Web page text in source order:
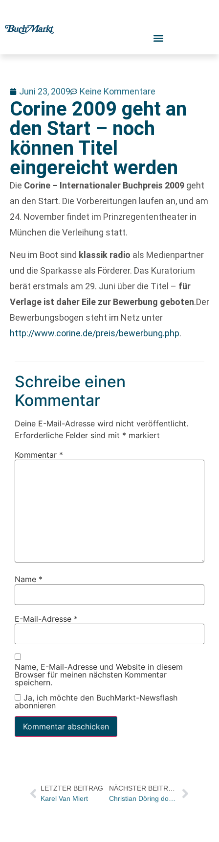
Juni 23, 2009 Keine Kommentare
Corine 2009 geht an
den Start – noch
können Titel
eingereicht werden
Die Corine – Internationaler Buchpreis 2009 geht
an den Start. Die Vorbereitungen laufen an, und am
24. November findet im Prinzregententheater in
München die Verleihung statt.
Neu im Boot sind klassik radio als Medienpartner
und die Sparkasse als Förderer. Das Kuratorium
berät erstmals am 29. Juni über die Titel – für
Verlage ist daher Eile zur Bewerbung geboten.Der
Bewerbungsbogen steht im Netz unter
http://www.corine.de/preis/bewerbung.php.
Schreibe einen
Kommentar
Deine E-Mail-Adresse wird nicht veröffentlicht.
Erforderliche Felder sind mit * markiert
Kommentar *
Name *
E-Mail-Adresse *
Name, E-Mail-Adresse und Website in diesem
Browser für meinen nächsten Kommentar
speichern.
Ja, ich möchte den BuchMarkt-Newsflash
abonnieren
LETZTER BEITRAG
Karel Van Miert